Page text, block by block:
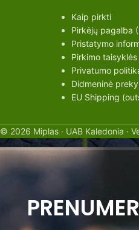
Kaip pirkti
Pirkėjų pagalba
Pristatymo
Pirkimo taisyklės
Privatumo
Didmeninė
EU Shipping
© 2026 Miplas · UAB Kaledonia ·